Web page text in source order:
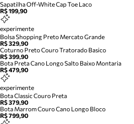
Sapatilha Off-White Cap Toe Laco
R$ 199,90
experimente
Bolsa Shopping Preto Mercato Grande
R$ 329,90
Coturno Preto Couro Tratorado Basico
R$ 399,90
Bota Preta Cano Longo Salto Baixo Montaria
R$ 479,90
experimente
Bota Classic Couro Preta
R$ 379,90
Bota Marrom Couro Cano Longo Bloco
R$ 799,90